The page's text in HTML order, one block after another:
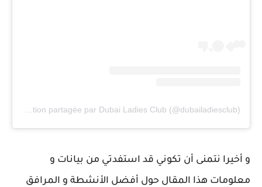
و أخيرا نتمنى أن تكوني قد استفدتي من بيانات و
معلومات هذا المقال حول أفضل الأنشطة و المرافق